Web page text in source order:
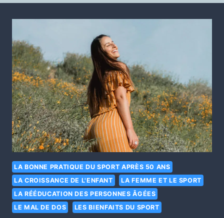
LA BONNE PRATIQUE DU SPORT APRÈS 50 ANS
LA CROISSANCE DE L'ENFANT
LA FEMME ET LE SPORT
LA RÉÉDUCATION DES PERSONNES ÂGÉES
LE MAL DE DOS
LES BIENFAITS DU SPORT